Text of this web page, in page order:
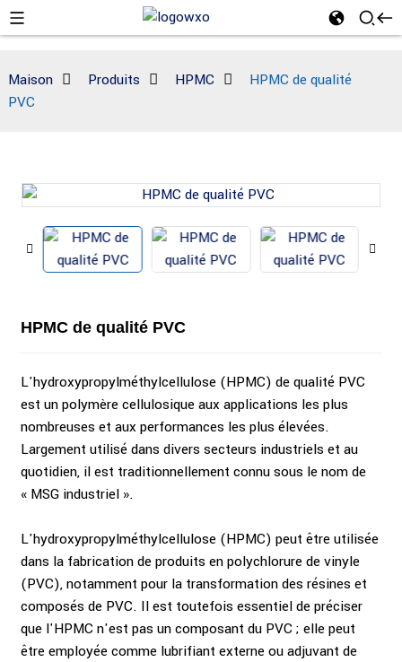
Maison Produits HPMC
HPMC de qualité
PVC
HPMC de qualité PVC
L'hydroxypropylméthylcellulose (HPMC) de qualité PVC
est un polymère cellulosique aux applications les plus
nombreuses et aux performances les plus élevées.
Largement utilisé dans divers secteurs industriels et au
quotidien, il est traditionnellement connu sous le nom de
« MSG industriel ».
L'hydroxypropylméthylcellulose (HPMC) peut être utilisée
dans la fabrication de produits en polychlorure de vinyle
(PVC), notamment pour la transformation des résines et
composés de PVC. Il est toutefois essentiel de préciser
que l'HPMC n'est pas un composant du PVC ; elle peut
être employée comme lubrifiant externe ou adjuvant de